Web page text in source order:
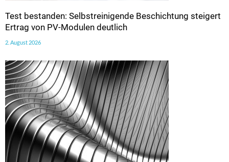
Test bestanden: Selbstreinigende Beschichtung steigert
Ertrag von PV-Modulen deutlich
2. August 2026